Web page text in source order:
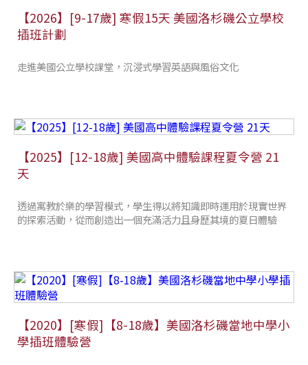
【2026】[9-17歲] 寒假15天 美國洛杉磯公立學校
插班計劃
走進美國公立學校課堂，沉浸式學習英語與風俗文化
【2025】[12-18歲] 美國高中體驗課程夏令營 21
天
透過寓教於樂的學習模式，學生得以將知識即時運用於現實世界
的探索活動，從而創造出一個充滿活力且身歷其境的夏日體驗
【2020】[寒假]【8-18歲】美國洛杉磯當地中學小
學插班體驗營